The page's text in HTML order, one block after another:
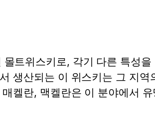
트위스키로, 각기 다른 특성
생산되는 이 위스키는 그 지역
켈란, 맥켈란은 이 분야에서